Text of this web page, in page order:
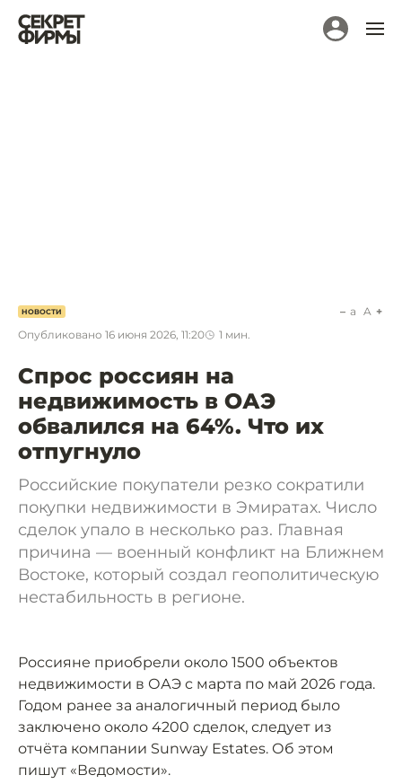
НОВОСТИ
Опубликовано 16 июня 2026, 11:20 1 мин.
a A
Спрос россиян на
недвижимость в ОАЭ
обвалился на 64%. Что их
отпугнуло
Российские покупатели резко сократили
покупки недвижимости в Эмиратах. Число
сделок упало в несколько раз. Главная
причина — военный конфликт на Ближнем
Востоке, который создал геополитическую
нестабильность в регионе.
Россияне приобрели около 1500 объектов
недвижимости в ОАЭ с марта по май 2026 года.
Годом ранее за аналогичный период было
заключено около 4200 сделок, следует из
отчёта компании Sunway Estates. Об этом
пишут «Ведомости».